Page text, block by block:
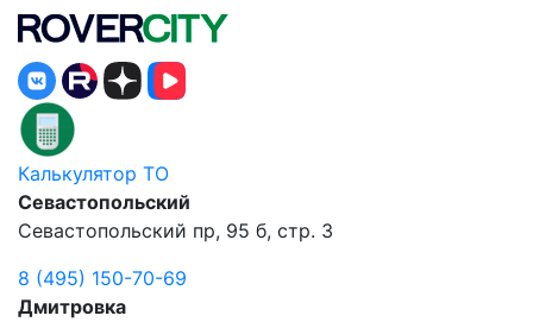
Калькулятор ТО
Севастопольский
Севастопольский пр, 95 б, стр. 3
8 (495) 150-70-69
Дмитровка